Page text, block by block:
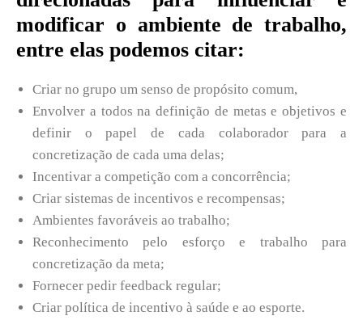
modificar o ambiente de trabalho,
entre elas podemos citar:
Criar no grupo um senso de propósito comum,
Envolver a todos na definição de metas e objetivos e
definir o papel de cada colaborador para a
concretização de cada uma delas;
Incentivar a competição com a concorrência;
Criar sistemas de incentivos e recompensas;
Ambientes favoráveis ao trabalho;
Reconhecimento pelo esforço e trabalho para
concretização da meta;
Fornecer pedir feedback regular;
Criar política de incentivo à saúde e ao esporte.